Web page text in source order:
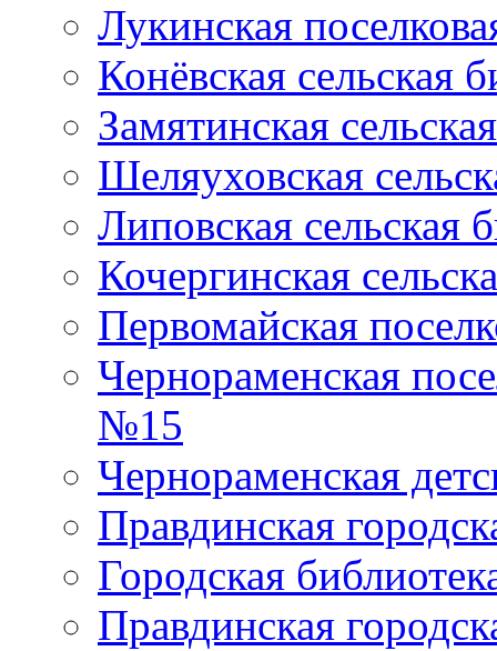
Лукинская
Конёвская сельская
Замятинская
Шеляуховская
Липовская сельская
Кочергинская
Первомайская
Чернораменская
№15
Чернораменская
Правдинская
Городская
Правдинская